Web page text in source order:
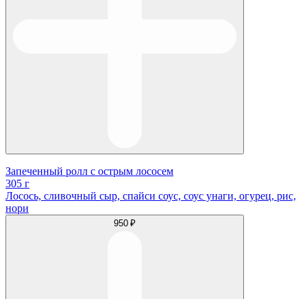
Запеченный ролл с острым лососем
305 г
Лосось, сливочный сыр, спайси соус, соус унаги, огурец, рис,
нори
950 ₽